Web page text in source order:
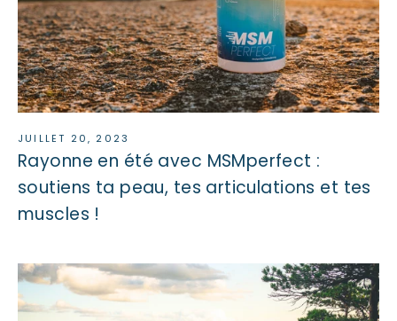
JUILLET 20, 2023
Rayonne en été avec MSMperfect :
soutiens ta peau, tes articulations et tes
muscles !